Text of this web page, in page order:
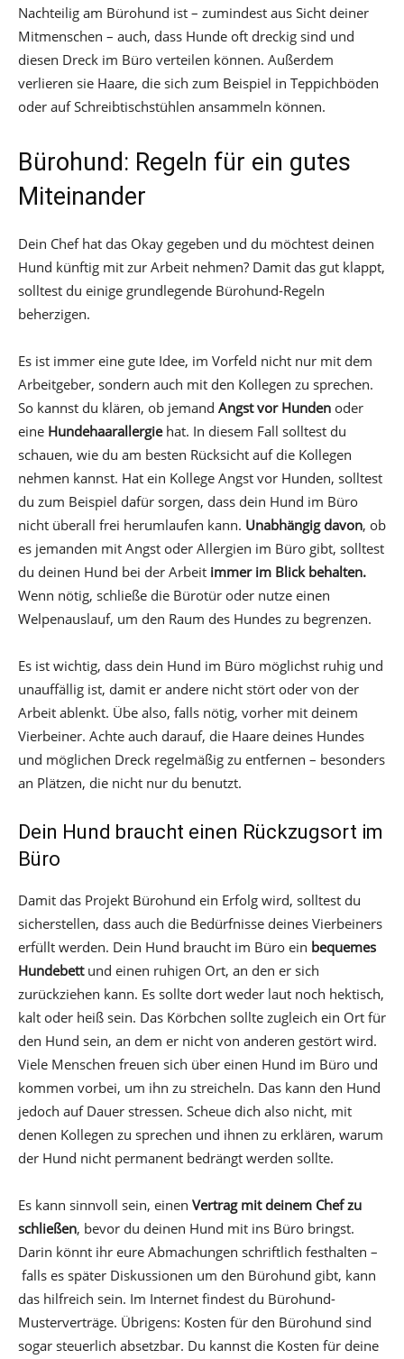
Nachteilig am Bürohund ist – zumindest aus Sicht deiner
Mitmenschen – auch, dass Hunde oft dreckig sind und
diesen Dreck im Büro verteilen können. Außerdem
verlieren sie Haare, die sich zum Beispiel in Teppichböden
oder auf Schreibtischstühlen ansammeln können.
Bürohund: Regeln für ein gutes
Miteinander
Dein Chef hat das Okay gegeben und du möchtest deinen
Hund künftig mit zur Arbeit nehmen? Damit das gut klappt,
solltest du einige grundlegende Bürohund-Regeln
beherzigen.
Es ist immer eine gute Idee, im Vorfeld nicht nur mit dem
Arbeitgeber, sondern auch mit den Kollegen zu sprechen.
So kannst du klären, ob jemand Angst vor Hunden oder
eine Hundehaarallergiehat. In diesem Fall solltest du
schauen, wie du am besten Rücksicht auf die Kollegen
nehmen kannst. Hat ein Kollege Angst vor Hunden, solltest
du zum Beispiel dafür sorgen, dass dein Hund im Büro
nicht überall frei herumlaufen kann. Unabhängig davon, ob
es jemanden mit Angst oder Allergien im Büro gibt, solltest
du deinen Hund bei der Arbeit immer im Blick behalten.
Wenn nötig, schließe die Bürotür oder nutze einen
Welpenauslauf, um den Raum des Hundes zu begrenzen.
Es ist wichtig, dass dein Hund im Büro möglichst ruhig und
unauffällig ist, damit er andere nicht stört oder von der
Arbeit ablenkt. Übe also, falls nötig, vorher mit deinem
Vierbeiner. Achte auch darauf, die Haare deines Hundes
und möglichen Dreck regelmäßig zu entfernen – besonders
an Plätzen, die nicht nur du benutzt.
Dein Hund braucht einen Rückzugsort im
Büro
Damit das Projekt Bürohund ein Erfolg wird, solltest du
sicherstellen, dass auch die Bedürfnisse deines Vierbeiners
erfüllt werden. Dein Hund braucht im Büro ein bequemes
Hundebettund einen ruhigen Ort, an den er sich
zurückziehen kann. Es sollte dort weder laut noch hektisch,
kalt oder heiß sein. Das Körbchen sollte zugleich ein Ort für
den Hund sein, an dem er nicht von anderen gestört wird.
Viele Menschen freuen sich über einen Hund im Büro und
kommen vorbei, um ihn zu streicheln. Das kann den Hund
jedoch auf Dauer stressen. Scheue dich also nicht, mit
denen Kollegen zu sprechen und ihnen zu erklären, warum
der Hund nicht permanent bedrängt werden sollte.
Es kann sinnvoll sein, einen Vertrag mit deinem Chef zu
schließen, bevor du deinen Hund mit ins Büro bringst.
Darin könnt ihr eure Abmachungen schriftlich festhalten –
falls es später Diskussionen um den Bürohund gibt, kann
das hilfreich sein. Im Internet findest du Bürohund-
Musterverträge. Übrigens: Kosten für den Bürohund sind
sogar steuerlich absetzbar. Du kannst die Kosten für deine